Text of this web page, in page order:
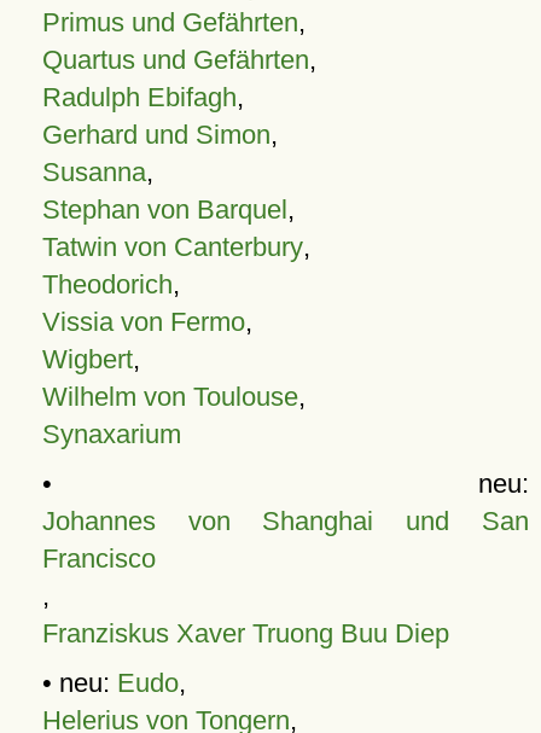
Primus und Gefährten,
Quartus und Gefährten,
Radulph Ebifagh,
Gerhard und Simon,
Susanna,
Stephan von Barquel,
Tatwin von Canterbury,
Theodorich,
Vissia von Fermo,
Wigbert,
Wilhelm von Toulouse,
Synaxarium
• neu:
Johannes von Shanghai und San
Francisco
,
Franziskus Xaver Truong Buu Diep
• neu: Eudo,
Helerius von Tongern,